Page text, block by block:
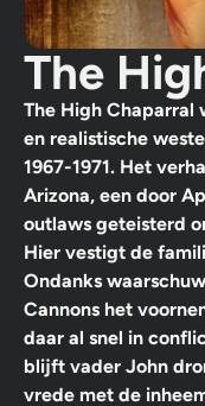
The
The High Chaparral
en realistische
1967-1971. Het
Arizona, een door
outlaws geteisterd
Hier vestigt de
Ondanks
Cannons het
daar al snel in
blijft vader John
vrede met de